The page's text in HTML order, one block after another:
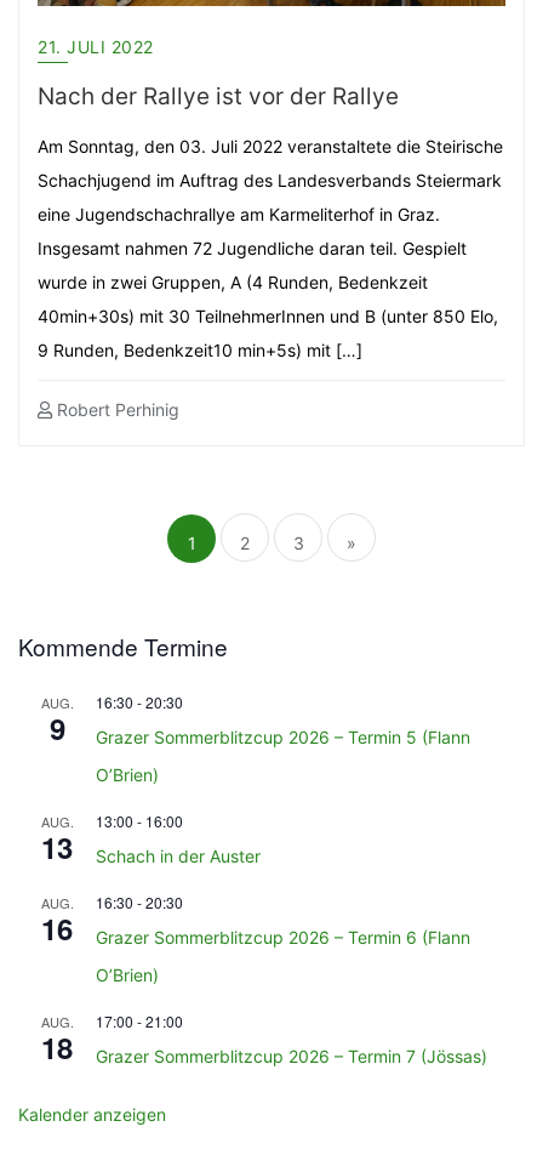
21. JULI 2022
Nach der Rallye ist vor der Rallye
Am Sonntag, den 03. Juli 2022 veranstaltete die Steirische
Schachjugend im Auftrag des Landesverbands Steiermark
eine Jugendschachrallye am Karmeliterhof in Graz.
Insgesamt nahmen 72 Jugendliche daran teil. Gespielt
wurde in zwei Gruppen, A (4 Runden, Bedenkzeit
40min+30s) mit 30 TeilnehmerInnen und B (unter 850 Elo,
9 Runden, Bedenkzeit10 min+5s) mit […]
Robert Perhinig
der
Beiträge
1 2 3 »
Kommende Termine
AUG.
9
16:30 -20:30
Grazer Sommerblitzcup 2026 – Termin 5 (Flann
O’Brien)
AUG.
13
13:00 - 16:00
Schach in der Auster
AUG.
16
16:30 -20:30
Grazer Sommerblitzcup 2026 – Termin 6 (Flann
O’Brien)
AUG.
18
17:00 -21:00
Grazer Sommerblitzcup 2026 – Termin 7 (Jössas)
Kalender anzeigen